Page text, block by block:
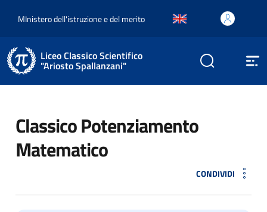
MInistero dell'istruzione e del merito
Liceo Classico Scientifico
"Ariosto Spallanzani"
Classico Potenziamento
Matematico
CONDIVIDI